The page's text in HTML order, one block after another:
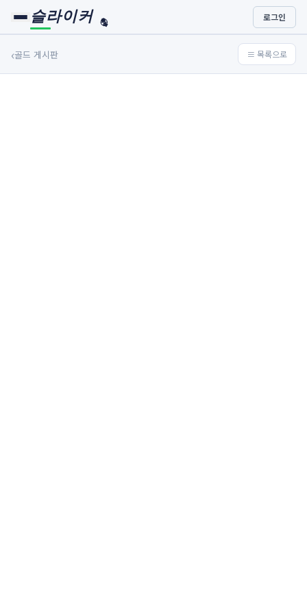
슬라이커 🏀
⚾ 로그인
‹골드 게시판 ≡ 목록으로